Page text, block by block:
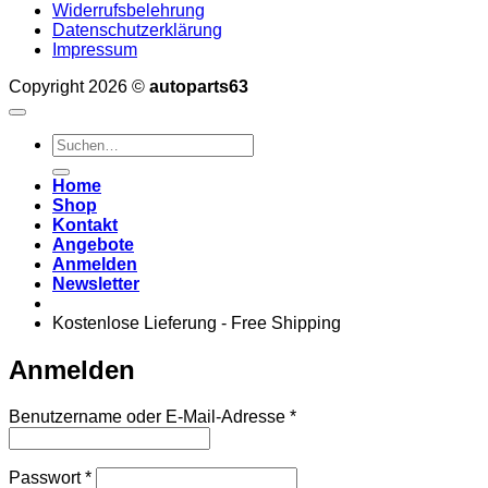
Widerrufsbelehrung
Datenschutzerklärung
Impressum
Copyright 2026 © autoparts63
Suchen
nach:
Home
Shop
Kontakt
Angebote
Anmelden
Newsletter
Kostenlose Lieferung - Free Shipping
Anmelden
Benutzername oder E-Mail-Adresse *Erforderlich
Passwort*Erforderlich